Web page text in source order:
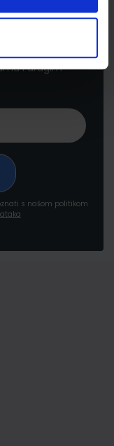
o novim
i drugim
s našom politikom